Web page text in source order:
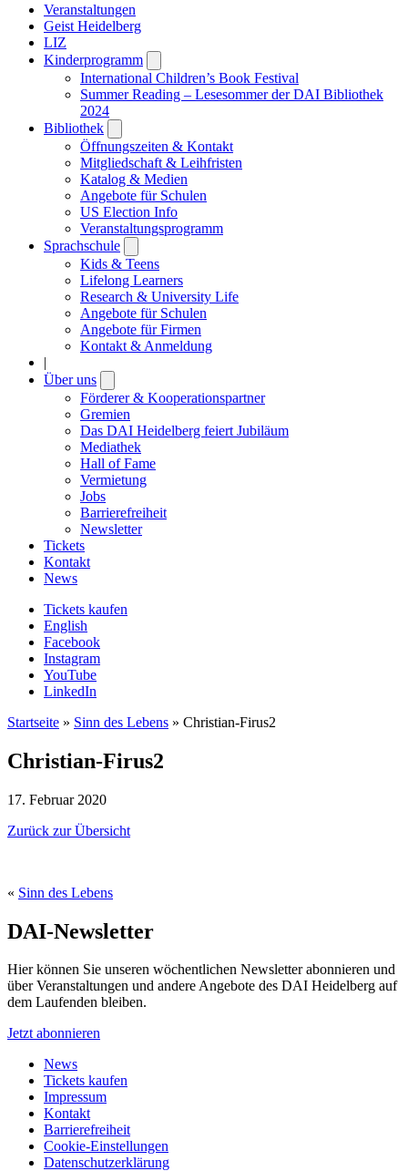
Veranstaltungen
Geist Heidelberg
LIZ
Kinderprogramm
submenu
International Children’s Book Festival
Summer Reading – Lesesommer der DAI Bibliothek
2024
Bibliothek
submenu
Öffnungszeiten & Kontakt
Mitgliedschaft & Leihfristen
Katalog & Medien
Angebote für Schulen
US Election Info
Veranstaltungsprogramm
Sprachschule
submenu
Kids & Teens
Lifelong Learners
Research & University Life
Angebote für Schulen
Angebote für Firmen
Kontakt & Anmeldung
|
Über uns
submenu
Förderer & Kooperationspartner
Gremien
Das DAI Heidelberg feiert Jubiläum
Mediathek
Hall of Fame
Vermietung
Jobs
Barrierefreiheit
Newsletter
Tickets
Kontakt
News
Tickets kaufen
English
Facebook
Instagram
YouTube
LinkedIn
Startseite » Sinn des Lebens » Christian-Firus2
Christian-Firus2
17. Februar 2020
Zurück zur Übersicht
« Sinn des Lebens
DAI-Newsletter
Hier können Sie unseren wöchentlichen Newsletter abonnieren und
über Veranstaltungen und andere Angebote des DAI Heidelberg auf
dem Laufenden bleiben.
Jetzt abonnieren
News
Tickets kaufen
Impressum
Kontakt
Barrierefreiheit
Cookie-Einstellungen
Datenschutzerklärung